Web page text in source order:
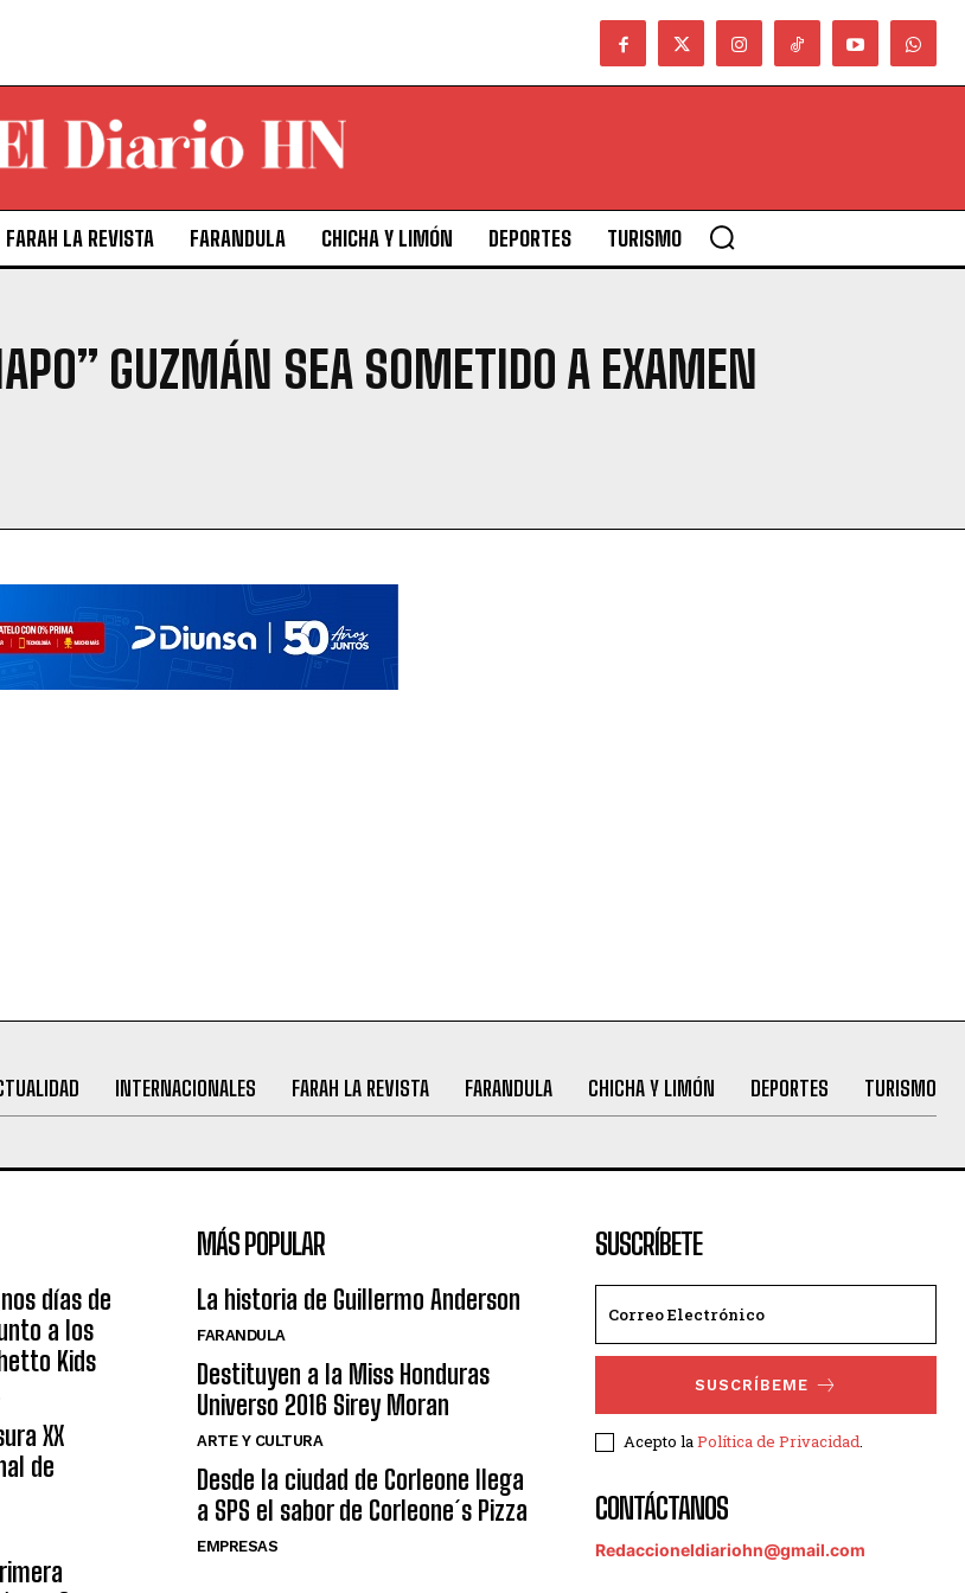
FARAH LA REVISTA FARANDULA CHICHA Y LIMÓN DEPORTES TURISMO
GUZMÁN SEA SOMETIDO A EXAMEN
INTERNACIONALES FARAH LA REVISTA FARANDULA CHICHA Y LIMÓN DEPORTES TURISMO
días de
a los
Kids
XX
de
MÁS POPULAR
La historia de Guillermo Anderson
FARANDULA
Destituyen a la Miss Honduras
Universo 2016 Sirey Moran
ARTE Y CULTURA
Desde la ciudad de Corleone llega
a SPS el sabor de Corleone´s Pizza
EMPRESAS
SUSCRÍBETE
SUSCRÍBEME
Acepto laPolítica de Privacidad.
CONTÁCTANOS
Redaccioneldiariohn@gmail.com